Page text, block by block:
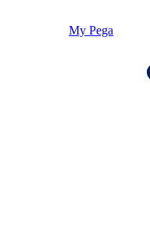
My Pega